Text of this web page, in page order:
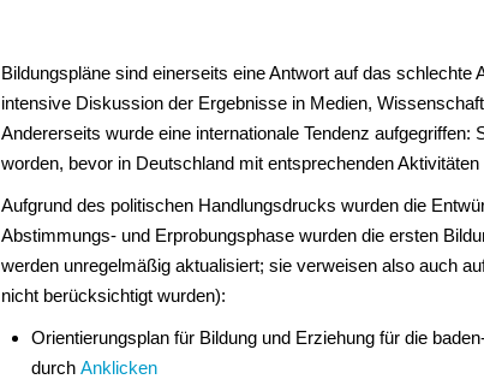
Bildungspläne sind einerseits eine Antwort auf das
intensive Diskussion der Ergebnisse in Medien,
Andererseits wurde eine internationale Tendenz
worden, bevor in Deutschland mit entsprechenden Aktivitäten
Aufgrund des politischen Handlungsdrucks wurden die
Abstimmungs- und Erprobungsphase wurden die ersten
werden unregelmäßig aktualisiert; sie verweisen also auch
nicht berücksichtigt wurden):
Orientierungsplan für Bildung und Erziehung für die
durch Anklicken